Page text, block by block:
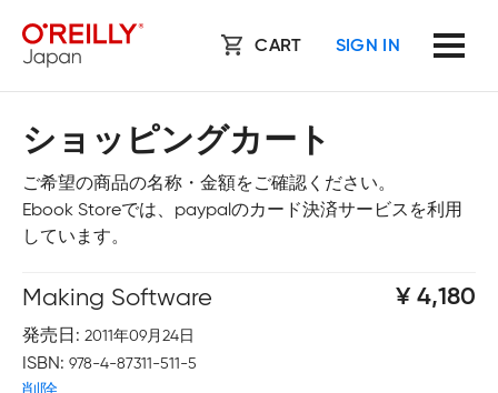
CART SIGN IN
ショッピングカート
ご希望の商品の名称・金額をご確認ください。
Ebook Storeでは、paypalのカード決済サービスを利用
しています。
Making Software
発売日 2011年09月24日
ISBN 978-4-87311-511-5
4,180